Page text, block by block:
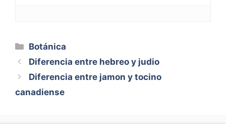
Categorías
Botánica
Diferencia entre hebreo y judio
Diferencia entre jamon y tocino
canadiense